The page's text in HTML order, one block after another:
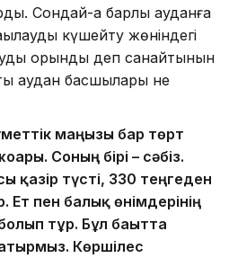
Сондай-ақ барлық ауданға
күшейту жөніндегі
орынды деп санайтынын
аудан басшылары не
маңызы бар төрт
Соның бірі – сәбіз.
қазір түсті, 330 теңгеден
пен балық өнімдерінің
тұр. Бұл бағытта
Көршілес